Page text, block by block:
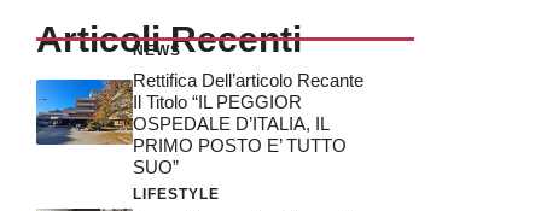
Articoli Recenti
NEWS
Rettifica Dell’articolo Recante
Il Titolo “IL PEGGIOR
OSPEDALE D’ITALIA, IL
PRIMO POSTO E’ TUTTO
SUO”
LIFESTYLE